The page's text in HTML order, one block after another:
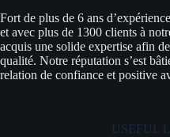
Fort de plus de 6 ans
et avec plus de 1300 clients à
acquis une solide expertise afin
qualité. Notre réputation s’est
relation de confiance et positive
USEFUL